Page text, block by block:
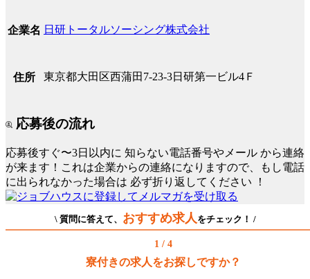
企業名 日研トータルソーシング株式会社
住所 東京都大田区西蒲田7-23-3日研第一ビル4Ｆ
応募後の流れ
応募後すぐ〜3日以内に 知らない電話番号やメール から連絡
が来ます！これは企業からの連絡になりますので、もし電話
に出られなかった場合は 必ず折り返してください ！
\ 質問に答えて、 おすすめ求人 をチェック！ /
1 / 4
寮付きの求人をお探しですか？